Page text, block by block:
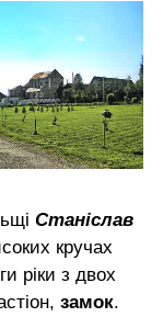
Станіслав
кручах
ріки з двох
замок.